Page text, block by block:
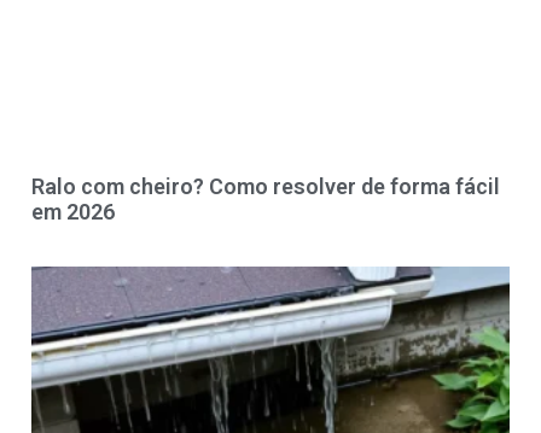
Ralo com cheiro? Como resolver de forma fácil
em 2026